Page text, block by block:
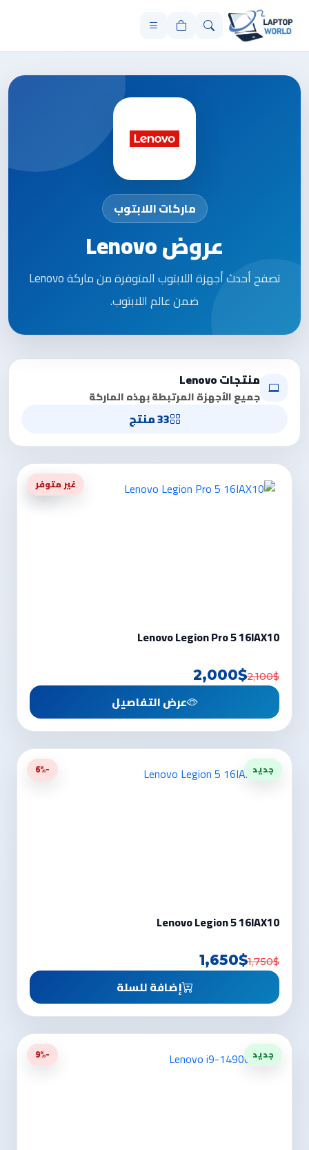
ماركات اللابتوب
عروض Lenovo
تصفح أحدث أجهزة اللابتوب المتوفرة من ماركة Lenovo
ضمن عالم اللابتوب.
منتجات Lenovo
جميع الأجهزة المرتبطة بهذه الماركة
33 منتج
-5%
غير متوفر
Lenovo Legion Pro 5 16IAX10
2,100$
2,000$
عرض التفاصيل
جديد -6%
Lenovo Legion 5 16IAX10
1,750$
1,650$
إضافة للسلة
جديد -9%